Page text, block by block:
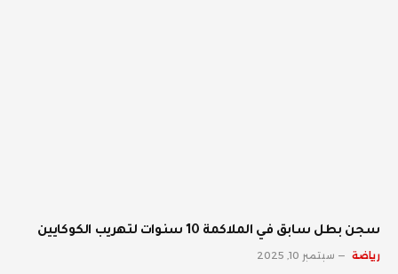
سجن بطل سابق في الملاكمة 10 سنوات لتهريب الكوكايين
رياضة سبتمبر 10, 2025